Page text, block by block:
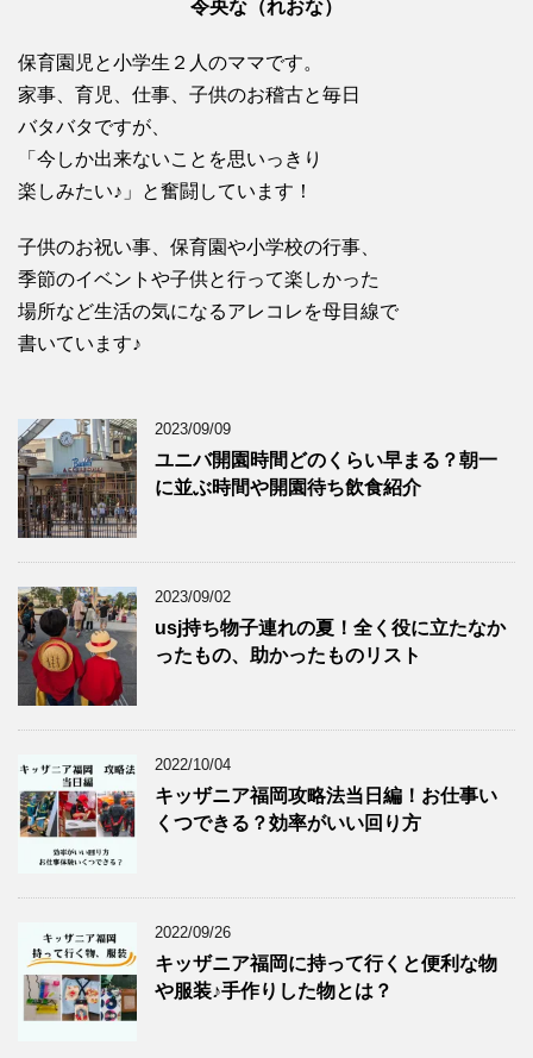
令央な（れおな）
保育園児と小学生２人のママです。
家事、育児、仕事、子供のお稽古と毎日
バタバタですが、
「今しか出来ないことを思いっきり
楽しみたい♪」と奮闘しています！
子供のお祝い事、保育園や小学校の行事、
季節のイベントや子供と行って楽しかった
場所など生活の気になるアレコレを母目線で
書いています♪
2023/09/09
ユニバ開園時間どのくらい早まる？朝一
に並ぶ時間や開園待ち飲食紹介
2023/09/02
usj持ち物子連れの夏！全く役に立たなか
ったもの、助かったものリスト
2022/10/04
キッザニア福岡攻略法当日編！お仕事い
くつできる？効率がいい回り方
2022/09/26
キッザニア福岡に持って行くと便利な物
や服装♪手作りした物とは？